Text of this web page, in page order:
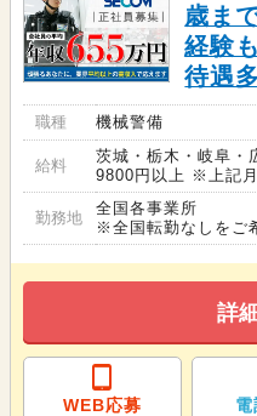
歳ま
経験
待遇
職種 機械警備
給料
茨城・栃木・岐阜・
9800円以上 ※上記
勤務地
全国各事業所
※全国転勤なしをご
詳
WEB応募